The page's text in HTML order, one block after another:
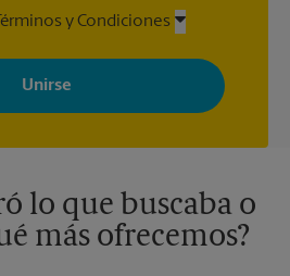
y Condiciones
correos electrónicos de The UPS
especiales, promociones y mensajes
Puede darse de baja en cualquier
consulte nuestra política de
lo que buscaba o
más ofrecemos?